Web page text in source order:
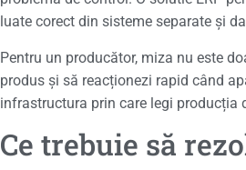
luate corect din sisteme separate și
Pentru un producător, miza nu este
produs și să reacționezi rapid când
infrastructura prin care legi producția
Ce trebuie să